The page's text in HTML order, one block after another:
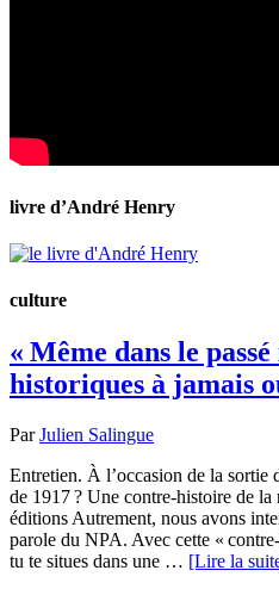
livre d’André Henry
culture
« Même dans le
historiques à jamais
ParJulien Salingue
Entretien. À l’occasion de la sortie
de 1917 ? Une contre-histoire de
éditions Autrement, nous avons
parole du NPA. Avec cette «
tu te situes dans une … [Lire la